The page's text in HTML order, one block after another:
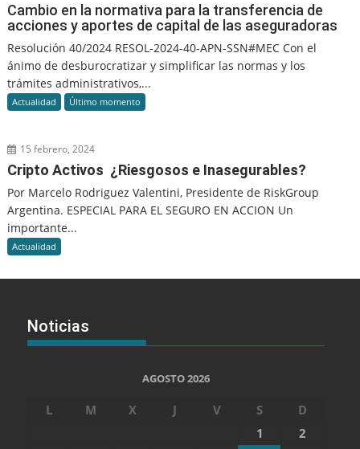
Cambio en la normativa para la transferencia de
acciones y aportes de capital de las aseguradoras
Resolución 40/2024 RESOL-2024-40-APN-SSN#MEC Con el
ánimo de desburocratizar y simplificar las normas y los
trámites administrativos,...
Actualidad Último momento
15 febrero, 2024
Cripto Activos ¿Riesgosos e Inasegurables?
Por Marcelo Rodriguez Valentini, Presidente de RiskGroup
Argentina. ESPECIAL PARA EL SEGURO EN ACCION Un
importante...
Actualidad
Noticias
AGOSTO 2026
L M X J V S
D
1
2